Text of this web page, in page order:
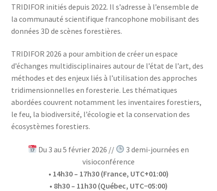
TRIDIFOR initiés depuis 2022. Il s’adresse à l’ensemble de
la communauté scientifique francophone mobilisant des
données 3D de scènes forestières.
TRIDIFOR 2026 a pour ambition de créer un espace
d’échanges multidisciplinaires autour de l’état de l’art, des
méthodes et des enjeux liés à l’utilisation des approches
tridimensionnelles en foresterie. Les thématiques
abordées couvrent notamment les inventaires forestiers,
le feu, la biodiversité, l’écologie et la conservation des
écosystèmes forestiers.
Du 3 au 5 février 2026 //
3 demi-journées en
visioconférence
• 14h30 – 17h30 (France, UTC+01:00)
• 8h30 – 11h30 (Québec, UTC−05:00)